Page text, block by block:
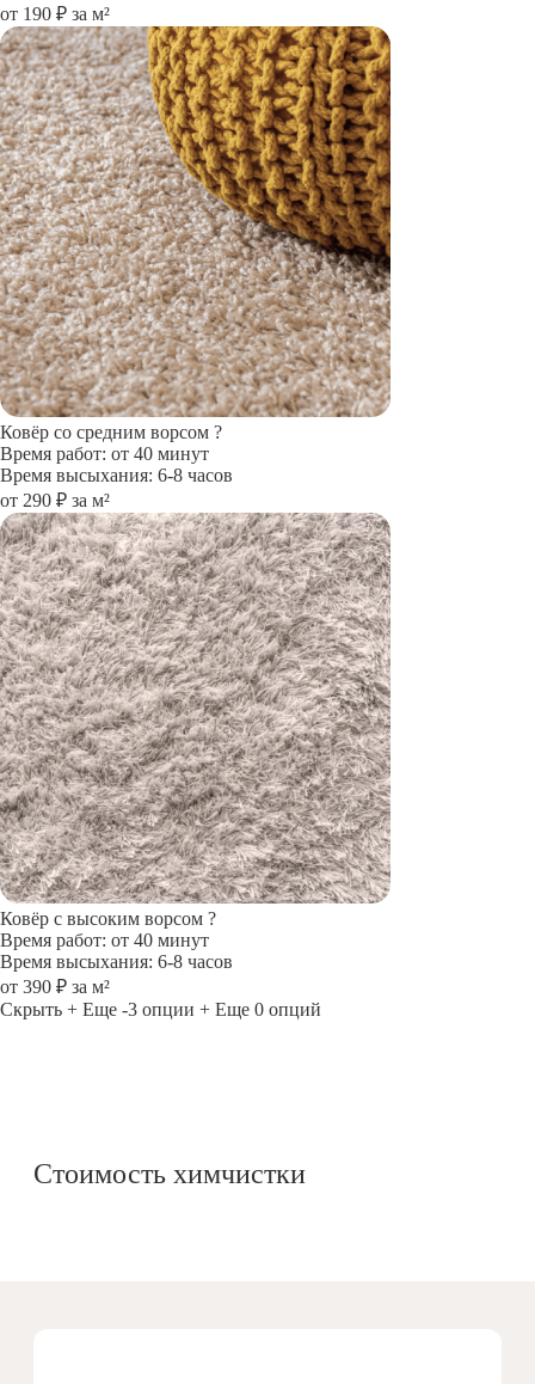
от 190 ₽ за м²
Ковёр со средним ворсом ?
Время работ: от 40 минут
Время высыхания: 6-8 часов
от 290 ₽ за м²
Ковёр с высоким ворсом ?
Время работ: от 40 минут
Время высыхания: 6-8 часов
от 390 ₽ за м²
Скрыть + Еще -3 опции + Еще 0 опций
Стоимость химчистки